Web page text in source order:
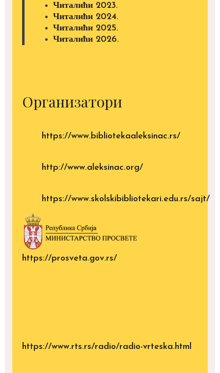
Читалићи 2023.
Читалићи 2024.
Читалићи 2025.
Читалићи 2026.
Организатори
https://www.bibliotekaaleksinac.rs/
http://www.aleksinac.org/
https://www.skolskibibliotekari.edu.rs/sajt/
https://prosveta.gov.rs/
https://www.rts.rs/radio/radio-vrteska.html